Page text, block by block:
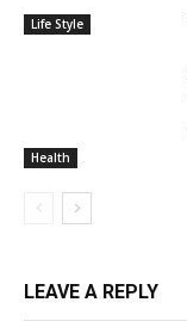
Life Style
Health
LEAVE A REPLY